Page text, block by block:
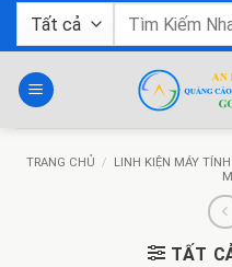
Bỏ
dung
Tìm
TRANG CHỦ / LINH KIỆN MÁY TÍNH
TẤT